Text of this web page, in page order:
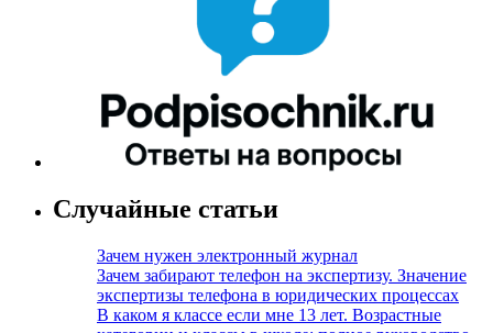
Случайные статьи
Зачем нужен электронный журнал
Зачем забирают телефон на экспертизу. Значение
экспертизы телефона в юридических процессах
В каком я классе если мне 13 лет. Возрастные